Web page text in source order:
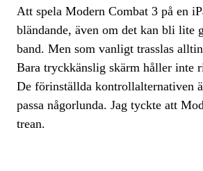
Att spela Modern Combat 3 på en
bländande, även om det kan bli lite
band. Men som vanligt trasslas
Bara tryckkänslig skärm håller inte
De förinställda kontrollalternativen
passa någorlunda. Jag tyckte att
trean.